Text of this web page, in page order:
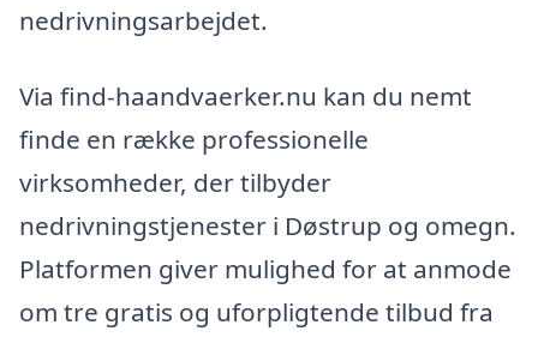
nedrivningsarbejdet.
Via find-haandvaerker.nu kan du nemt
finde en række professionelle
virksomheder, der tilbyder
nedrivningstjenester i Døstrup og omegn.
Platformen giver mulighed for at anmode
om tre gratis og uforpligtende tilbud fra